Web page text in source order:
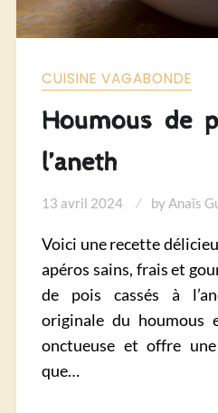
CUISINE VAGABONDE
Houmous de
l’aneth
13 avril 2024 byAnaïs
Voici une recette
apéros sains, frais et
de pois cassés à
originale du houmous
onctueuse et offre
que…